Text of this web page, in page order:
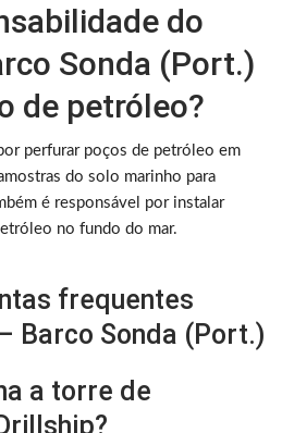
do
Sonda (Port.)
de petróleo?
perfurar poços de petróleo em
do solo marinho para
é responsável por instalar
no fundo do mar.
frequentes
Barco Sonda (Port.)
a torre de